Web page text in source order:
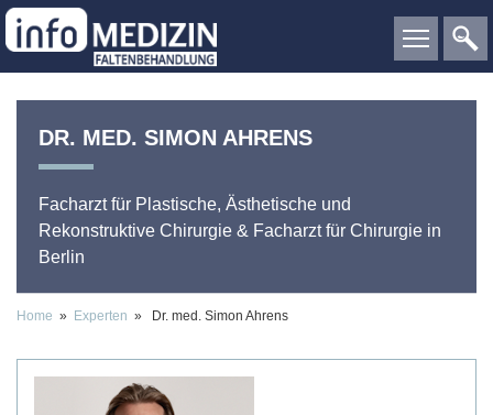
DR. MED. SIMON AHRENS
Facharzt für Plastische, Ästhetische und
Rekonstruktive Chirurgie & Facharzt für Chirurgie in
Berlin
Home » Experten » Dr. med. Simon Ahrens